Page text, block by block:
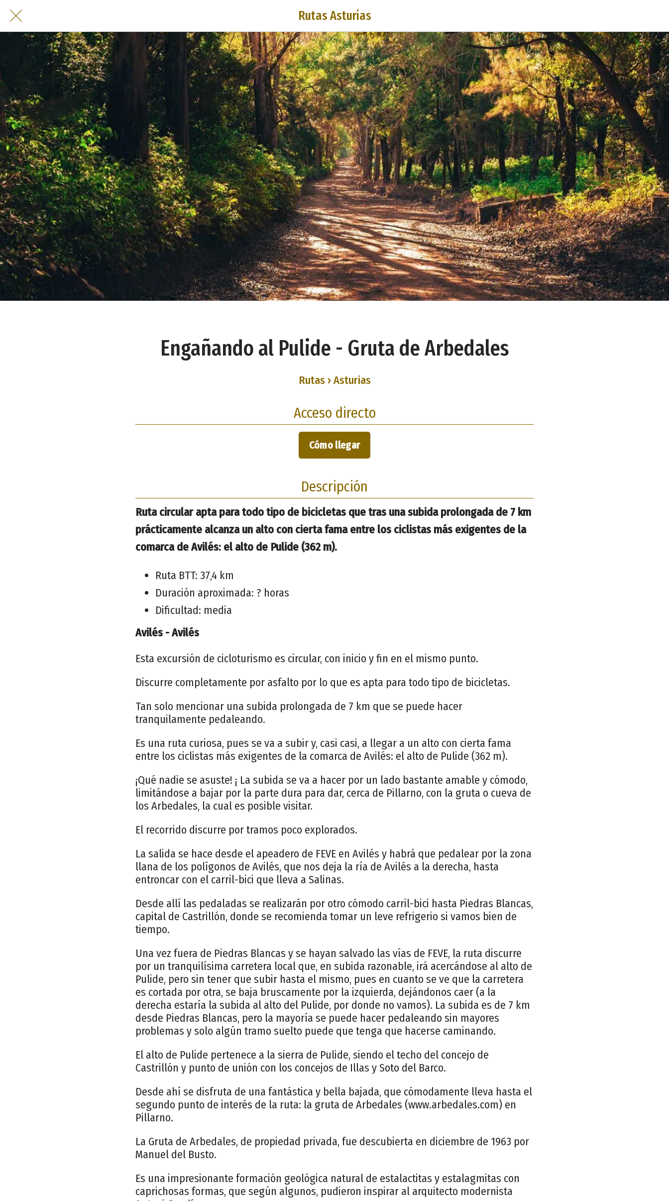
Rutas Asturias
Engañando al Pulide - Gruta de Arbedales
Rutas › Asturias
Acceso directo
Cómo llegar
Descripción
Ruta circular apta para todo tipo de bicicletas que tras una subida prolongada de 7 km
prácticamente alcanza un alto con cierta fama entre los ciclistas más exigentes de la
comarca de Avilés: el alto de Pulide (362 m).
Ruta BTT: 37,4 km
Duración aproximada: ? horas
Dificultad: media
Avilés - Avilés
Esta excursión de cicloturismo es circular, con inicio y fin en el mismo punto.
Discurre completamente por asfalto por lo que es apta para todo tipo de bicicletas.
Tan solo mencionar una subida prolongada de 7 km que se puede hacer
tranquilamente pedaleando.
Es una ruta curiosa, pues se va a subir y, casi casi, a llegar a un alto con cierta fama
entre los ciclistas más exigentes de la comarca de Avilés: el alto de Pulide (362 m).
¡Qué nadie se asuste! ¡ La subida se va a hacer por un lado bastante amable y cómodo,
limitándose a bajar por la parte dura para dar, cerca de Pillarno, con la gruta o cueva de
los Arbedales, la cual es posible visitar.
El recorrido discurre por tramos poco explorados.
La salida se hace desde el apeadero de FEVE en Avilés y habrá que pedalear por la zona
llana de los polígonos de Avilés, que nos deja la ría de Avilés a la derecha, hasta
entroncar con el carril-bici que lleva a Salinas.
Desde allí las pedaladas se realizarán por otro cómodo carril-bici hasta Piedras Blancas,
capital de Castrillón, donde se recomienda tomar un leve refrigerio si vamos bien de
tiempo.
Una vez fuera de Piedras Blancas y se hayan salvado las vías de FEVE, la ruta discurre
por un tranquilísima carretera local que, en subida razonable, irá acercándose al alto de
Pulide, pero sin tener que subir hasta el mismo, pues en cuanto se ve que la carretera
es cortada por otra, se baja bruscamente por la izquierda, dejándonos caer (a la
derecha estaría la subida al alto del Pulide, por donde no vamos). La subida es de 7 km
desde Piedras Blancas, pero la mayoría se puede hacer pedaleando sin mayores
problemas y solo algún tramo suelto puede que tenga que hacerse caminando.
El alto de Pulide pertenece a la sierra de Pulide, siendo el techo del concejo de
Castrillón y punto de unión con los concejos de Illas y Soto del Barco.
Desde ahí se disfruta de una fantástica y bella bajada, que cómodamente lleva hasta el
segundo punto de interés de la ruta: la gruta de Arbedales (www.arbedales.com) en
Pillarno.
La Gruta de Arbedales, de propiedad privada, fue descubierta en diciembre de 1963 por
Manuel del Busto.
Es una impresionante formación geológica natural de estalactitas y estalagmitas con
caprichosas formas, que según algunos, pudieron inspirar al arquitecto modernista